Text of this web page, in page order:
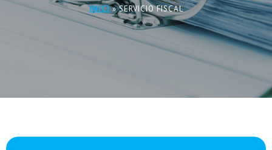
INICI»SERVICIO FISCAL